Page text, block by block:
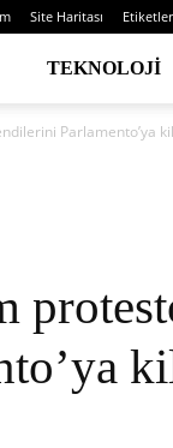
Site Haritası Etiketler
TEKNOLOJI
Parlamento’ya